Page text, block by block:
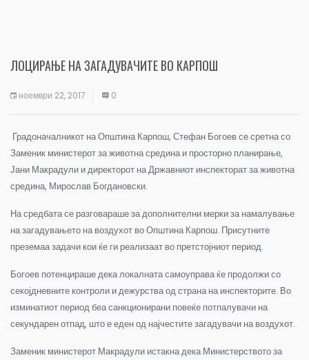
ЛОЦИРАЊЕ НА ЗАГАДУВАЧИТЕ ВО КАРПОШ
ноември 22, 2017 0
Градоначалникот на Општина Карпош, Стефан Богоев се сретна со
Заменик министерот за животна средина и просторно планирање,
Јани Макрадули и директорот на Државниот инспекторат за животна
средина, Мирослав Богдановски.
На средбата се разговараше за дополнителни мерки за намалување
на загадувањето на воздухот во Општина Карпош. Присутните
преземаа задачи кои ќе ги реализаат во претстојниот период.
Богоев потенцираше дека локалната самоуправа ќе продолжи со
секојдневните контроли и дежурства од страна на инспекторите. Во
изминатиот период беа санкционирани повеќе потпалувачи на
секундарен отпад, што е еден од најчестите загадувачи на воздухот.
Заменик министерот Макрадули истакна дека Министерството за